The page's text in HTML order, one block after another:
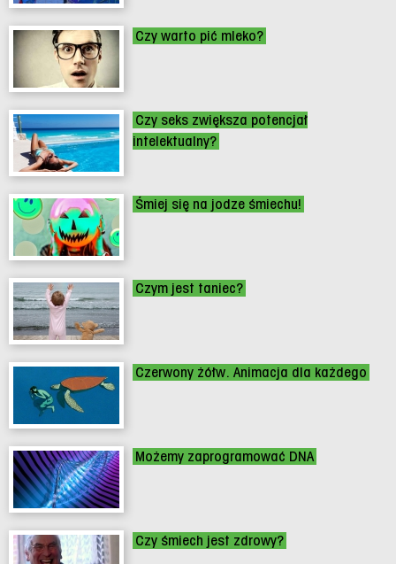
Czy warto pić mleko?
Czy seks zwiększa potencjał
intelektualny?
Śmiej się na jodze śmiechu!
Czym jest taniec?
Czerwony żółw. Animacja dla każdego
Możemy zaprogramować DNA
Czy śmiech jest zdrowy?